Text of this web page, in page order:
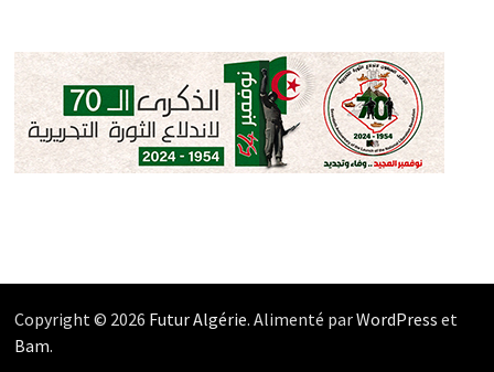
Copyright © 2026 Futur Algérie. Alimenté parWordPress et
Bam.